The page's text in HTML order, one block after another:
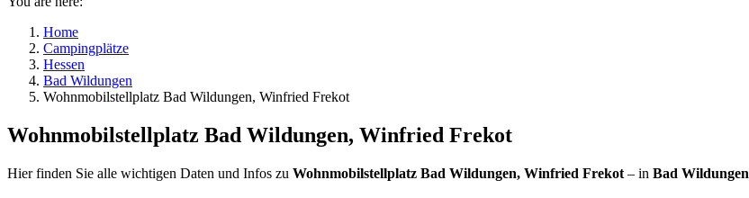
Home
Campingplätze
Hessen
Bad Wildungen
Wohnmobilstellplatz Bad Wildungen, Winfried Frekot
Wohnmobilstellplatz Bad Wildungen, Winfried Frekot
Hier finden Sie alle wichtigen Daten und Infos zu Wohnmobilstellplatz Bad Wildungen, Winfried Frekot – in Bad Wildungen